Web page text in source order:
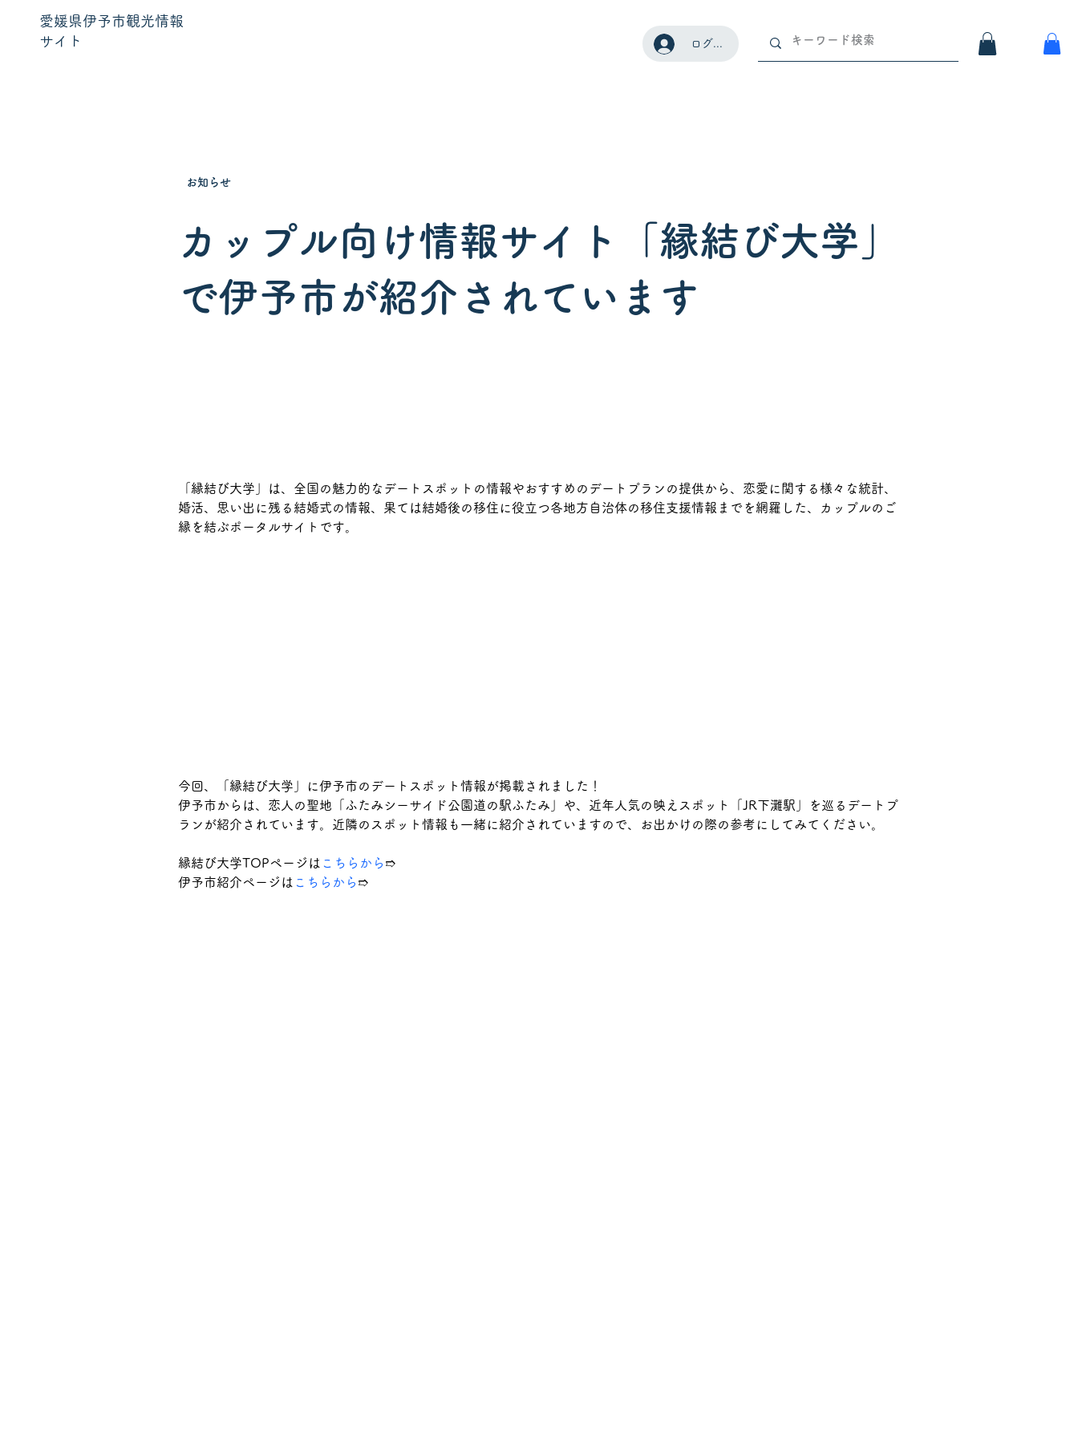
愛媛県伊予市観光情報
サイト
ログイン
カップル向け情報サイト「縁結び大学」
で伊予市が紹介されています
お知らせ
「縁結び大学」は、全国の魅力的なデートスポットの情報やおすすめのデートプランの提供から、恋愛に関する様々な統計、
婚活、思い出に残る結婚式の情報、果ては結婚後の移住に役立つ各地方自治体の移住支援情報までを網羅した、カップルのご
縁を結ぶポータルサイトです。
今回、「縁結び大学」に伊予市のデートスポット情報が掲載されました！
伊予市からは、恋人の聖地「ふたみシーサイド公園道の駅ふたみ」や、近年人気の映えスポット「JR下灘駅」を巡るデートプ
ランが紹介されています。近隣のスポット情報も一緒に紹介されていますので、お出かけの際の参考にしてみてください。
縁結び大学TOPページは こちらから ➱
伊予市紹介ページは こちらから ➱